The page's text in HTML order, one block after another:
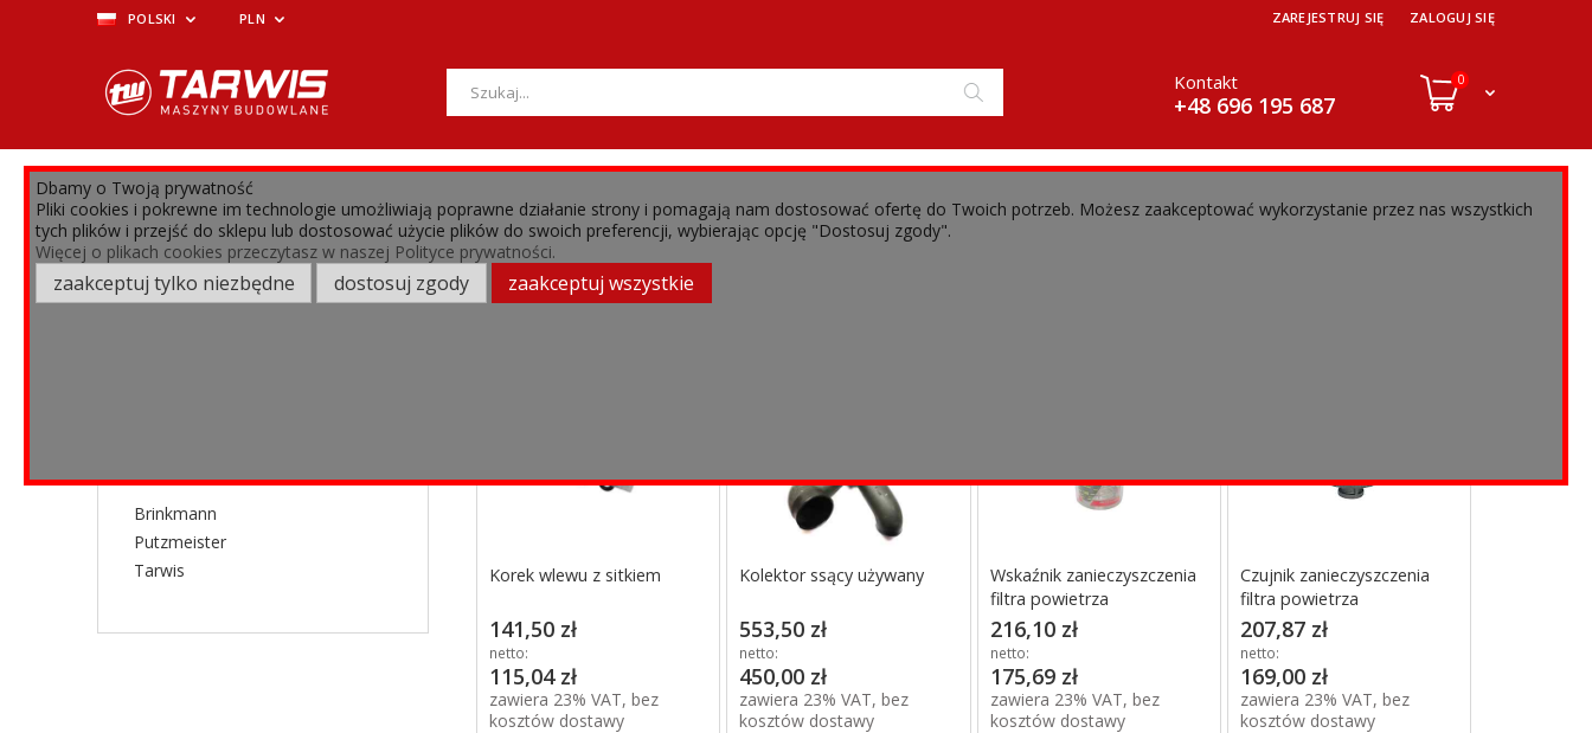
ZAREJESTRUJ SIĘ ZALOGUJ SIĘ
Kontakt
+48 696 195 687
0
MENU
› CZĘŚCI ZAMIENNE › Agregaty posadzkarskie › Putzmeister
POLSKI PLN
FILTRY
Brinkmann
Putzmeister
Tarwis
Korek wlewu z sitkiem
141,50 zł
netto:
115,04 zł
zawiera 23% VAT, bez
kosztów dostawy
Kolektor ssący używany
553,50 zł
netto:
450,00 zł
zawiera 23% VAT, bez
kosztów dostawy
Wskaźnik zanieczyszczenia
filtra powietrza
216,10 zł
netto:
175,69 zł
zawiera 23% VAT, bez
kosztów dostawy
Czujnik zanieczyszczenia
filtra powietrza
207,87 zł
netto:
169,00 zł
zawiera 23% VAT, bez
kosztów dostawy
Dbamy o Twoją prywatność
Pliki cookies i pokrewne im technologie umożliwiają poprawne działanie strony i pomagają nam dostosować ofertę do Twoich potrzeb. Możesz zaakceptować wykorzystanie przez nas wszystkich
tych plików i przejść do sklepu lub dostosować użycie plików do swoich preferencji, wybierając opcję "Dostosuj zgody".
Więcej o plikach cookies przeczytasz w naszej Polityce prywatności.
zaakceptuj tylko niezbędne dostosuj zgody zaakceptuj wszystkie